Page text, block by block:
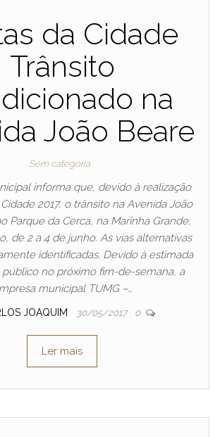
da Cidade
Trânsito
na
João Beare
Sem categoria
informa que, devido à realização
2017, o trânsito na Avenida João
Parque da Cerca, na Marinha Grande,
de 2 a 4 de junho. As vias alternativas
identificadas. Devido à estimada
no próximo fim-de-semana, a
municipal TUMG –…
JOAQUIM 30/05/2017 0
Ler mais